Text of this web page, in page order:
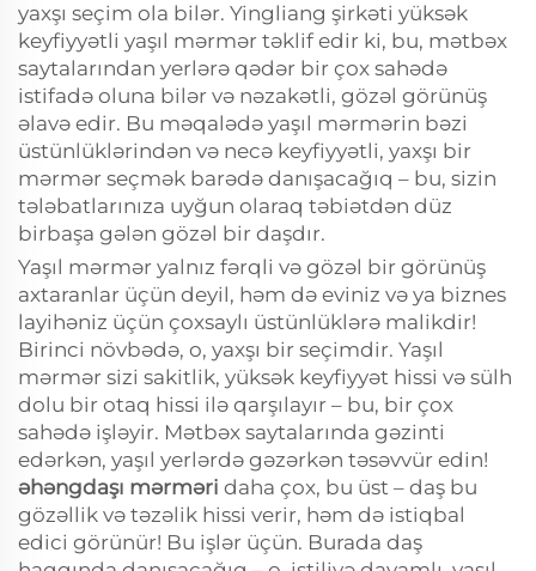
yaxşı seçim ola bilər. Yingliang şirkəti yüksək
keyfiyyətli yaşıl mərmər təklif edir ki, bu, mətbəx
saytalarından yerlərə qədər bir çox sahədə
istifadə oluna bilər və nəzakətli, gözəl görünüş
əlavə edir. Bu məqalədə yaşıl mərmərin bəzi
üstünlüklərindən və necə keyfiyyətli, yaxşı bir
mərmər seçmək barədə danışacağıq – bu, sizin
tələbatlarınıza uyğun olaraq təbiətdən düz
birbaşa gələn gözəl bir daşdır.
Yaşıl mərmər yalnız fərqli və gözəl bir görünüş
axtaranlar üçün deyil, həm də eviniz və ya biznes
layihəniz üçün çoxsaylı üstünlüklərə malikdir!
Birinci növbədə, o, yaxşı bir seçimdir. Yaşıl
mərmər sizi sakitlik, yüksək keyfiyyət hissi və sülh
dolu bir otaq hissi ilə qarşılayır – bu, bir çox
sahədə işləyir. Mətbəx saytalarında gəzinti
edərkən, yaşıl yerlərdə gəzərkən təsəvvür edin!
əhəngdaşı mərməri daha çox, bu üst – daş bu
gözəllik və təzəlik hissi verir, həm də istiqbal
edici görünür! Bu işlər üçün. Burada daş